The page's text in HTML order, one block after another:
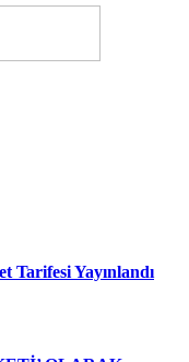
Tarifesi Yayınlandı